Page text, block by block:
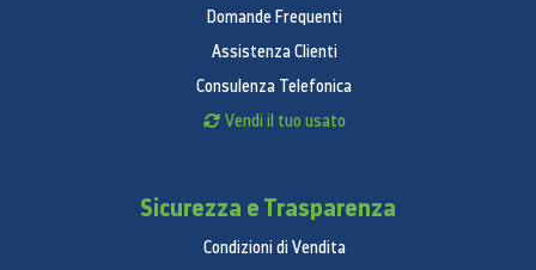
Domande Frequenti
Assistenza Clienti
Consulenza Telefonica
Vendi il tuo usato
Sicurezza e Trasparenza
Condizioni di Vendita